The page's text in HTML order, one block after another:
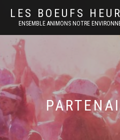
LES BOEUFS
ENSEMBLE ANIMONS NOTRE